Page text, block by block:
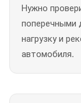
Нужно
поперечными
нагрузку и
автомобиля.